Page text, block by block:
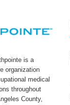
is a
organization
medical
throughout
County,